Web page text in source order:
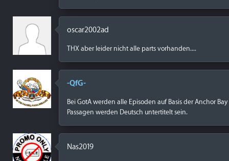
oscar2002ad
THX aber leider nicht alle parts vorhanden....
-QfG-
Bei GotA werden alle Episoden auf Basis der Anchor
Passagen werden Deutsch untertitelt sein.
Nas2019